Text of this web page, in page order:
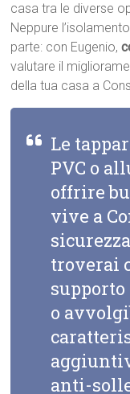
casa tra le diverse
Neppure
parte: con Eugenio,
valutare il
della tua casa a
Le
PVC o
offrire
vive a
troverai
o
anti-